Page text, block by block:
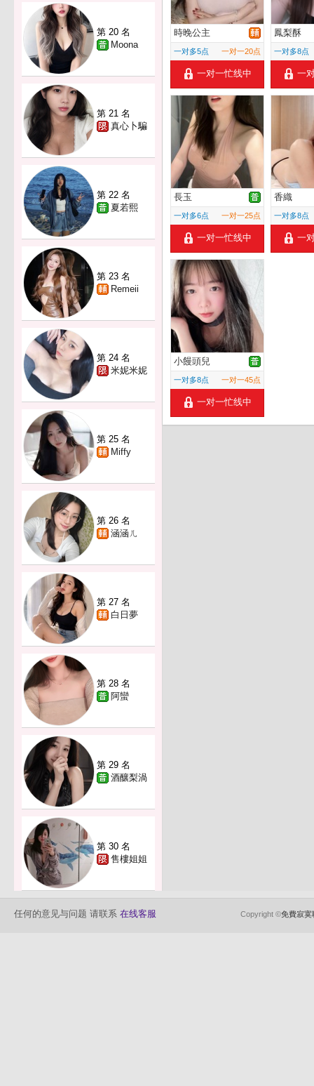
第 20 名
Moona
第 21 名
真心卜騙
第 22 名
夏若熙
第 23 名
Remeii
第 24 名
米妮米妮
第 25 名
Miffy
第 26 名
涵涵ㄦ
第 27 名
白日夢
第 28 名
阿蠻
第 29 名
酒釀梨渦
第 30 名
售樓姐姐
時晚公主
一对多5点 一对一20点
一对一忙线中
鳳梨酥
一对多8点
一
長玉
一对多6点 一对一25点
一对一忙线中
香織
一对多8点
一
小饅頭兒
一对多8点 一对一45点
一对一忙线中
任何的意见与问题 请联系 在线客服 Copyright ©免費寂寞